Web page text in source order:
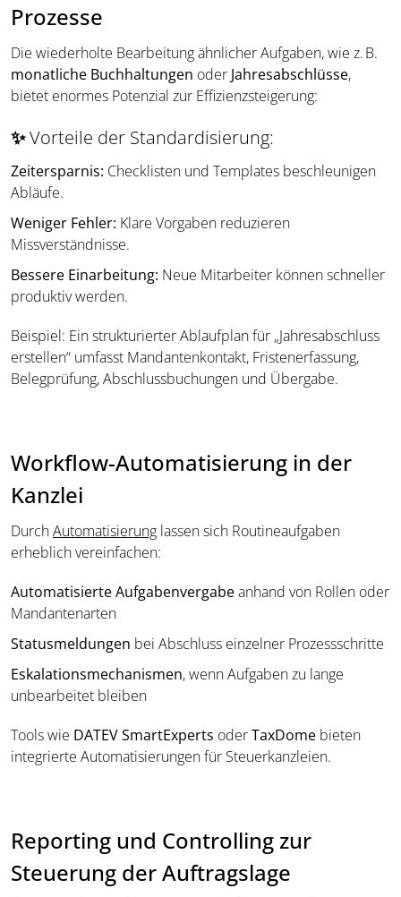
Prozesse
Die wiederholte Bearbeitung ähnlicher Aufgaben, wie z. B.
monatliche Buchhaltungen oder Jahresabschlüsse,
bietet enormes Potenzial zur Effizienzsteigerung:
✨Vorteile der Standardisierung:
Zeitersparnis: Checklisten und Templates beschleunigen
Abläufe.
Weniger Fehler: Klare Vorgaben reduzieren
Missverständnisse.
Bessere Einarbeitung: Neue Mitarbeiter können schneller
produktiv werden.
Beispiel: Ein strukturierter Ablaufplan für „Jahresabschluss
erstellen“ umfasst Mandantenkontakt, Fristenerfassung,
Belegprüfung, Abschlussbuchungen und Übergabe.
Workflow-Automatisierung in der
Kanzlei
DurchAutomatisierung lassen sich Routineaufgaben
erheblich vereinfachen:
Automatisierte Aufgabenvergabeanhand von Rollen oder
Mandantenarten
Statusmeldungen bei Abschluss einzelner Prozessschritte
Eskalationsmechanismen, wenn Aufgaben zu lange
unbearbeitet bleiben
Tools wie DATEV SmartExperts oderTaxDome bieten
integrierte Automatisierungen für Steuerkanzleien.
Reporting und Controlling zur
Steuerung der Auftragslage